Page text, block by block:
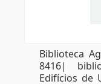
Biblioteca
8416|
Edifícios de